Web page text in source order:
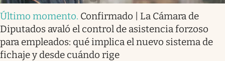
Último momento. Confirmado | La Cámara de
Diputados avaló el control de asistencia forzoso
para empleados: qué implica el nuevo sistema de
fichaje y desde cuándo rige